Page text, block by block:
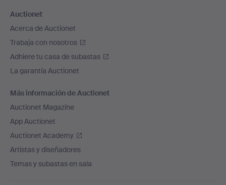
Auctionet
Acerca de Auctionet
Trabaja con nosotros
Adhiere tu casa de subastas
La garantía Auctionet
Más información de Auctionet
Auctionet Magazine
App Auctionet
Auctionet Academy
Artistas y diseñadores
Temas y subastas en sala